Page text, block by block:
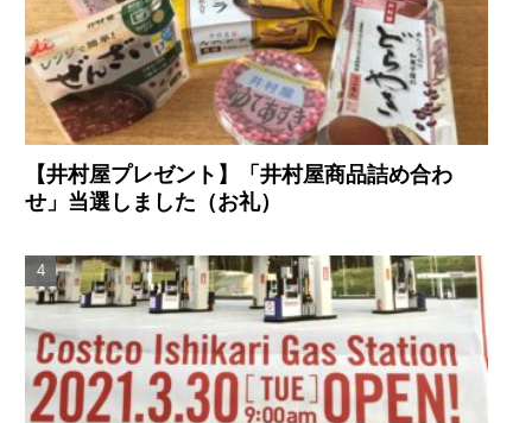
【井村屋プレゼント】「井村屋商品詰め合わ
せ」当選しました（お礼）